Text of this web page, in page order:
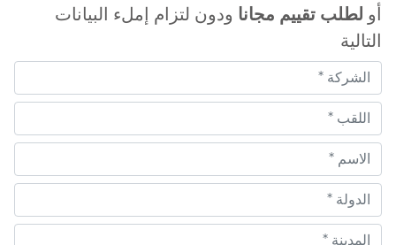
أو لطلب تقييم مجانا ودون لتزام إملء البيانات
التالية